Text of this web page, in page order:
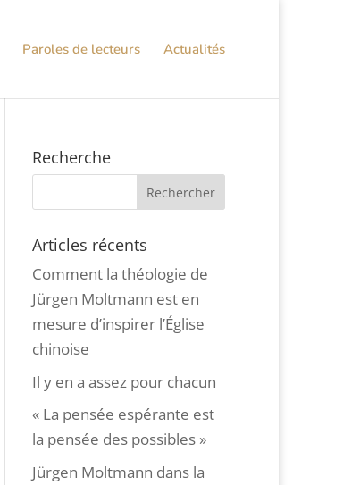
Paroles de lecteurs Actualités
Recherche
Articles récents
Comment la théologie de
Jürgen Moltmann est en
mesure d’inspirer l’Église
chinoise
Il y en a assez pour chacun
« La pensée espérante est
la pensée des possibles »
Jürgen Moltmann dans la